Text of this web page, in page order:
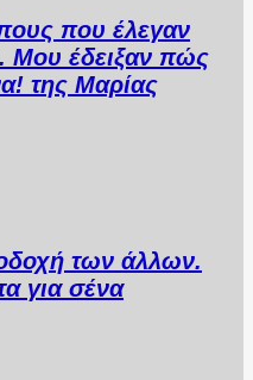
που έλεγαν
Μου έδειξαν πώς
της Μαρίας
των άλλων.
για σένα